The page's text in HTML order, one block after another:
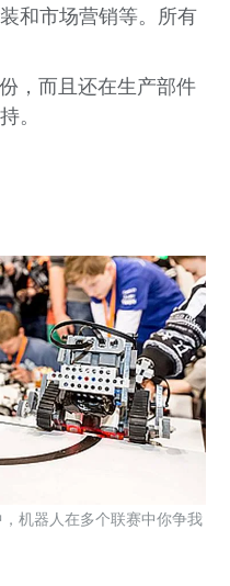
和市场营销等。所有
，而且还在生产部件
。
机器人在多个联赛中你争我